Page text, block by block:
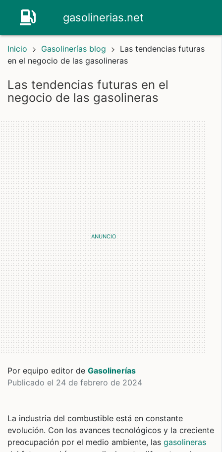
gasolinerias.net
Inicio Gasolinerías blog
Las tendencias futuras
en el negocio de las gasolineras
las tendencias futuras en el
negocio de las gasolineras
Por equipo editor de Gasolinerías
Publicado el 24 de febrero de 2024
La industria del combustible está en constante
evolución. Con los avances tecnológicos y la creciente
preocupación por el medio ambiente, las gasolineras